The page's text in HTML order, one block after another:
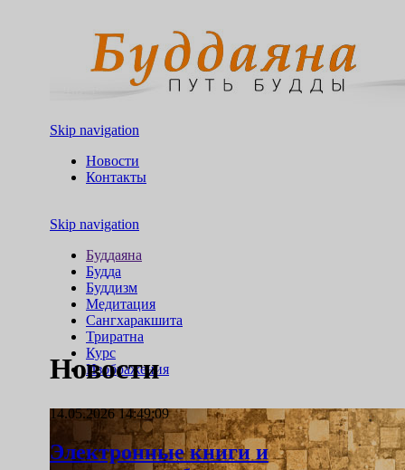
Skip navigation
Новости
Контакты
Skip navigation
Буддаяна
Будда
Буддизм
Медитация
Сангхаракшита
Триратна
Курс
Изображения
Новости
14.05.2026 14:49:09
Электронные книги и